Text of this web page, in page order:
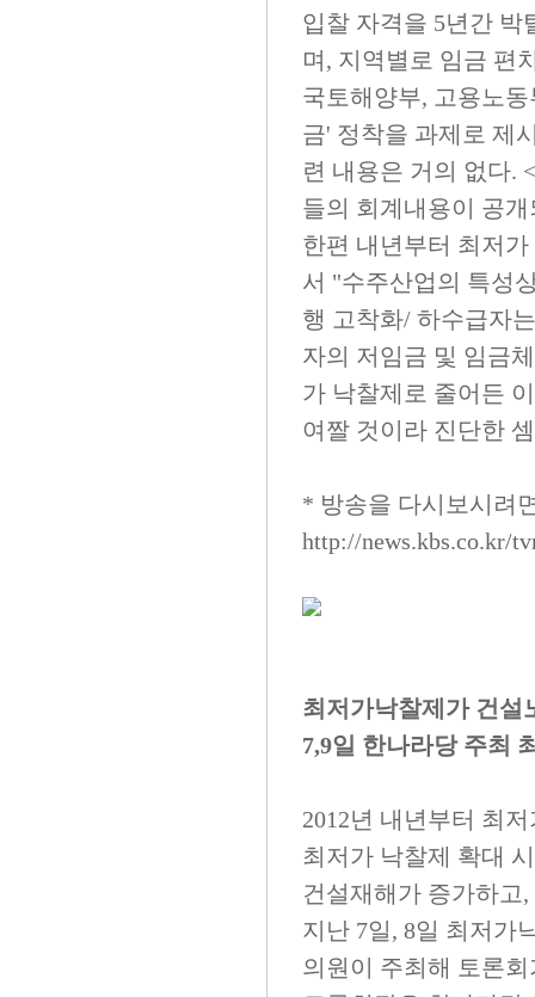
입찰 자격을 5년간 박
며, 지역별로 임금 편
국토해양부, 고용노
금' 정착을 과제로 제
련 내용은 거의 없다.
들의 회계내용이 공
한편 내년부터 최저
서 "수주산업의 특성
행 고착화/ 하수급자
자의 저임금 및 임금
가 낙찰제로 줄어든
여짤 것이라 진단한
* 방송을 다시보시려
http://news.kbs.co.kr/
최저가낙찰제가 건설
7,9일 한나라당 주최
2012년 내년부터 최
최저가 낙찰제 확대
건설재해가 증가하고
지난 7일, 8일 최저가
의원이 주최해 토론